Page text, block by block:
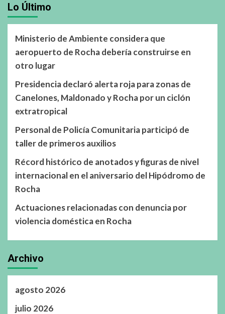
Lo Último
Ministerio de Ambiente considera que
aeropuerto de Rocha debería construirse en
otro lugar
Presidencia declaró alerta roja para zonas de
Canelones, Maldonado y Rocha por un ciclón
extratropical
Personal de Policía Comunitaria participó de
taller de primeros auxilios
Récord histórico de anotados y figuras de nivel
internacional en el aniversario del Hipódromo de
Rocha
Actuaciones relacionadas con denuncia por
violencia doméstica en Rocha
Archivo
agosto 2026
julio 2026